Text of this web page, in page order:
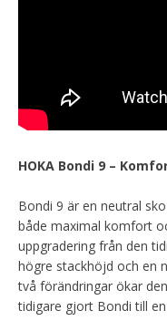
HOKA Bondi 9 –
Bondi 9 är en neutral
både maximal komfort
uppgradering från den
högre stackhöjd och en
två förändringar ökar
tidigare gjort Bondi till